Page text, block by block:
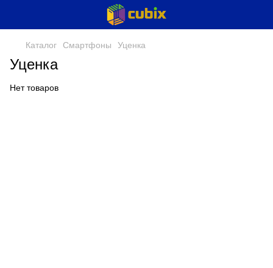
Каталог Смартфоны Уценка
Уценка
Нет товаров